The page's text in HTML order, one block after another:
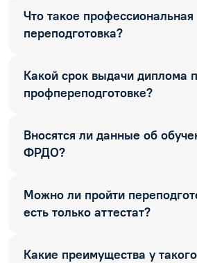
Что такое профессиональная
переподготовка?
Какой срок выдачи диплома
профпереподготовке?
Вносятся ли данные об
ФРДО?
Можно ли пройти
есть только аттестат?
Какие преимущества у